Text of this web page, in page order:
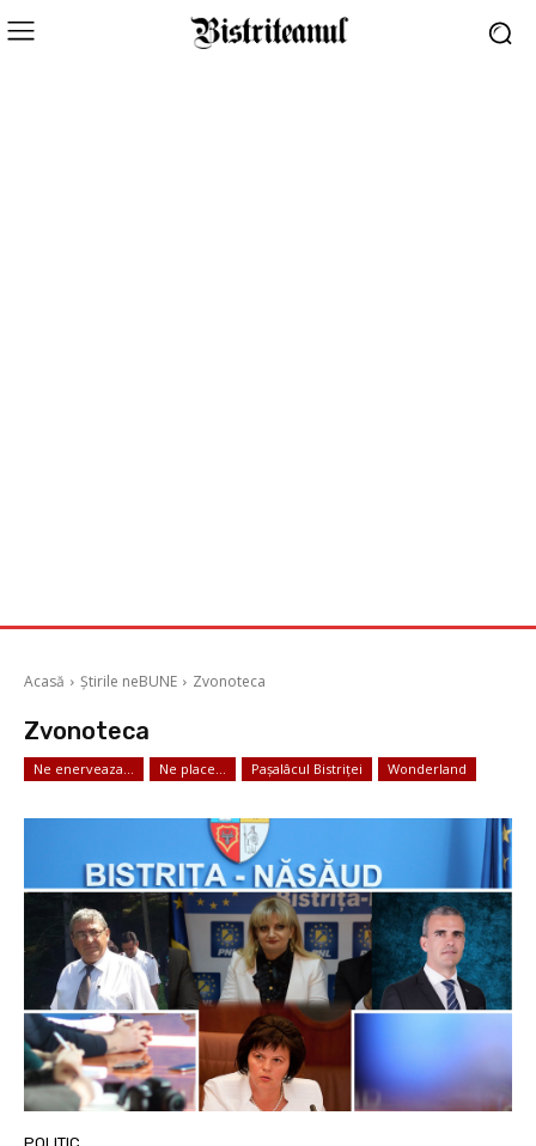
Acasă Știrile neBUNE Zvonoteca
Zvonoteca
Ne enerveaza... Ne place... Pașalâcul Bistriței Wonderland